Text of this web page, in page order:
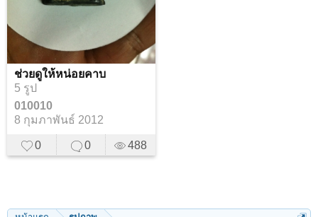
ช่วยดูให้หน่อยคาบ
5 รูป
010010
8 กุมภาพันธ์ 2012
0 0 488